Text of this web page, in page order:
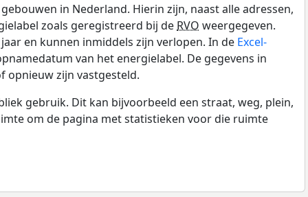
in Nederland. Hierin zijn, naast alle adressen,
zoals geregistreerd bij de RVO weergegeven.
en kunnen inmiddels zijn verlopen. In de Excel-
van het energielabel. De gegevens in
opnieuw zijn vastgesteld.
gebruik. Dit kan bijvoorbeeld een straat, weg, plein,
om de pagina met statistieken voor die ruimte